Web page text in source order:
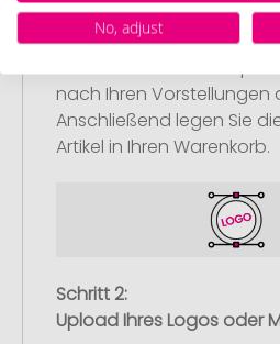
Artikelkonfiguration
Wählen Sie Ihre
Werbeartikel aus und
nach Ihren Vorstellungen
Anschließend legen Sie
Artikel in Ihren Warenkorb.
Schritt 2:
Upload Ihres Logos oder
No, adjust